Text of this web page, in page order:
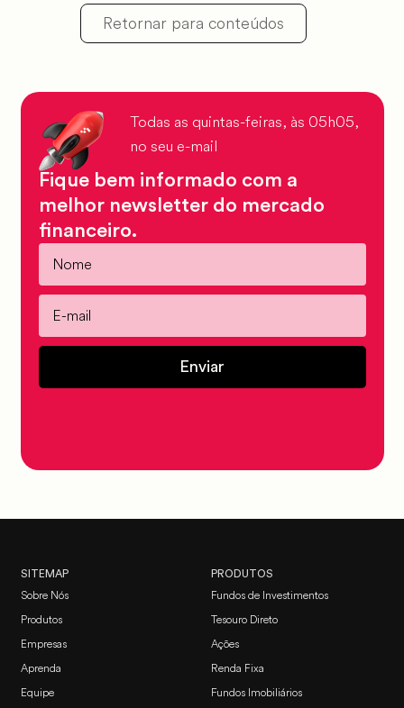
Retornar para conteúdos
Todas as quintas-feiras, às 05h05,
no seu e-mail
Fique bem informado com a
melhor newsletter do mercado
financeiro.
Enviar
SITEMAP
Sobre Nós
Produtos
Empresas
Aprenda
Equipe
PRODUTOS
Fundos de Investimentos
Tesouro Direto
Ações
Renda Fixa
Fundos Imobiliários